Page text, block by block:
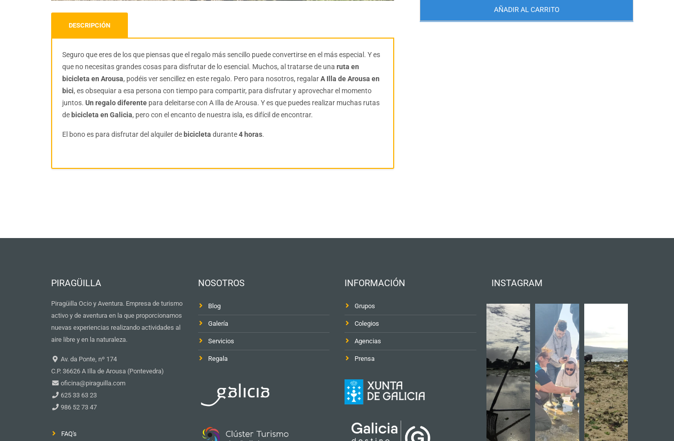
DESCRIPCIÓN
Seguro que eres de los que piensas que el regalo más sencillo puede convertirse en el más especial. Y es
que no necesitas grandes cosas para disfrutar de lo esencial. Muchos, al tratarse de una ruta en
bicicleta en Arousa, podéis ver sencillez en este regalo. Pero para nosotros, regalarA Illa de Arousa en
bici, es obsequiar a esa persona con tiempo para compartir, para disfrutar y aprovechar el momento
juntos. Un regalo diferente para deleitarse con A Illa de Arousa. Y es que puedes realizar muchas rutas
de bicicleta en Galicia, pero con el encanto de nuestra isla, es difícil de encontrar.
El bono es para disfrutar del alquiler de bicicleta durante4 horas.
AÑADIR AL CARRITO
PIRAGÜILLA
Piragüilla Ocio y Aventura. Empresa de turismo
activo y de aventura en la que proporcionamos
nuevas experiencias realizando actividades al
aire libre y en la naturaleza.
Av. da Ponte, nº 174
C.P. 36626 A Illa de Arousa (Pontevedra)
oficina@piraguilla.com
625 33 63 23
986 52 73 47
FAQ's
NOSOTROS
Blog
Galería
Servicios
Regala
INFORMACIÓN
Grupos
Colegios
Agencias
Prensa
INSTAGRAM